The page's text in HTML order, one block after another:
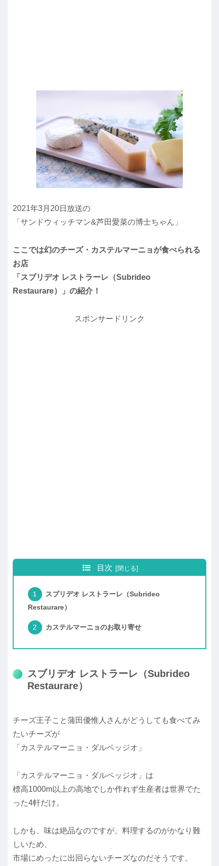
2021年3月20日放送の
「サンドウィッチマン&芦田愛菜の博士ちゃん」
ここでは幻のチーズ・カステルマーニョが食べられる
お店
「スブリデオ レストラーレ（Subrideo
Restaurare）」の紹介！
スポンサードリンク
目次
スブリデオ レストラーレ（Subrideo
Restaurare）
カステルマーニョのお取り寄せ
スブリデオ レストラーレ（Subrideo
Restaurare）
チーズ王子こと蒲田優惟人さんがどうしても食べてみ
たいチーズが
「カステルマーニョ・ダルペッジオ」
「カステルマーニョ・ダルペッジオ」は
標高1000m以上の高地でしか作れず生産者は世界でた
った4軒だけ。
しかも、味は絶品なのですが、料理するのがかなり難
しいため、
市場にめったに出回らないチーズなのだそうです。